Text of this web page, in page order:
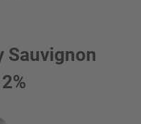
Sauvignon